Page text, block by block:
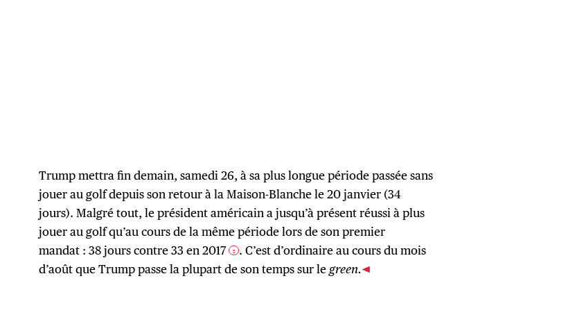
Trump mettra fin demain, samedi 26, à sa plus longue période passée sans
jouer au golf depuis son retour à la Maison-Blanche le 20 janvier (34
jours). Malgré tout, le président américain a jusqu’à présent réussi à plus
jouer au golf qu’au cours de la même période lors de son premier
mandat : 38 jours contre 33 en 2017 2 . C’est d’ordinaire au cours du mois
d’août que Trump passe la plupart de son temps sur legreen.